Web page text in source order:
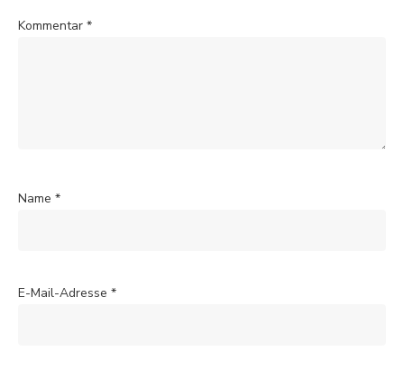
Kommentar *
Name *
E-Mail-Adresse *